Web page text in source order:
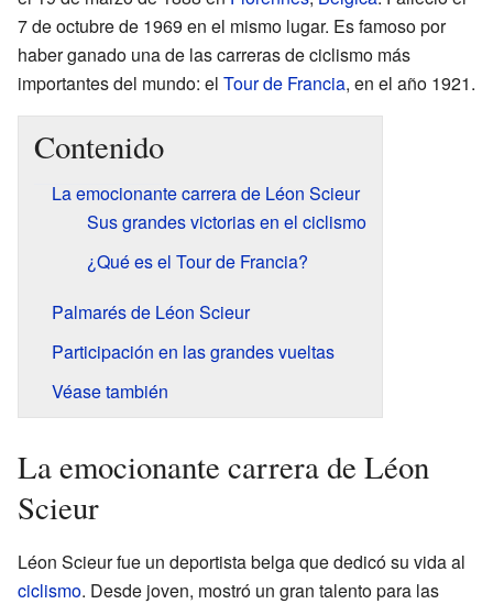
7 de octubre de 1969 en el mismo lugar. Es famoso por
haber ganado una de las carreras de ciclismo más
importantes del mundo: el Tour de Francia, en el año 1921.
Contenido
La emocionante carrera de Léon Scieur
Sus grandes victorias en el ciclismo
¿Qué es el Tour de Francia?
Palmarés de Léon Scieur
Participación en las grandes vueltas
Véase también
La emocionante carrera de Léon
Scieur
Léon Scieur fue un deportista belga que dedicó su vida al
ciclismo. Desde joven, mostró un gran talento para las